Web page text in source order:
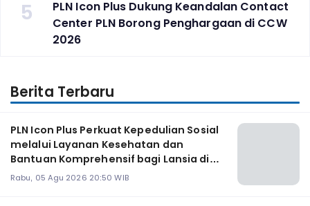
5
PLN Icon Plus Dukung Keandalan Contact
Center PLN Borong Penghargaan di CCW
2026
Berita Terbaru
PLN Icon Plus Perkuat Kepedulian Sosial
melalui Layanan Kesehatan dan
Bantuan Komprehensif bagi Lansia di
Malang
Rabu, 05 Agu 2026 20:50 WIB